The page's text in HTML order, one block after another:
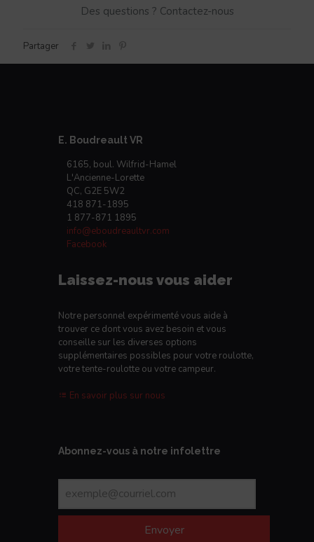
Des questions ? Contactez-nous
Partager
E. Boudreault VR
6165, boul. Wilfrid-Hamel
L'Ancienne-Lorette
QC, G2E 5W2
418 871-1895
1 877-871 1895
info@eboudreaultvr.com
Facebook
Laissez-nous vous aider
Notre personnel expérimenté vous aide à
trouver ce dont vous avez besoin et vous
conseille sur les diverses options
supplémentaires possibles pour votre roulotte,
votre tente-roulotte ou votre campeur.
En savoir plus sur nous
Abonnez-vous à notre infolettre
Envoyer